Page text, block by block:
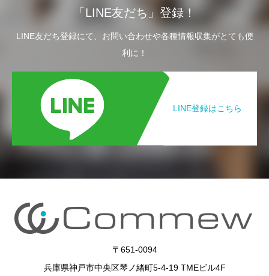
「LINE友だち」登録！
LINE友だち登録にて、お問い合わせや各種情報収集がとても便
利に！
LINE登録はこちら
〒651-0094
兵庫県神戸市中央区琴ノ緒町5-4-19 TMEビル4F